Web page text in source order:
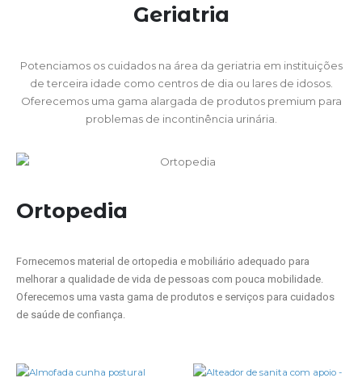
Geriatria
Potenciamos os cuidados na área da geriatria em instituições
de terceira idade como centros de dia ou lares de idosos.
Oferecemos uma gama alargada de produtos premium para
problemas de incontinência urinária.
Ortopedia
Fornecemos material de ortopedia e mobiliário adequado para
melhorar a qualidade de vida de pessoas com pouca mobilidade.
Oferecemos uma vasta gama de produtos e serviços para cuidados
de saúde de confiança.